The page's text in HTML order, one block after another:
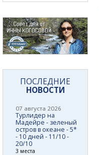
ПОСЛЕДНИЕ
НОВОСТИ
07 августа 2026
Турлидер на
Мадейре - зеленый
остров в океане - 5*
- 10 дней - 11/10 -
20/10
3 места